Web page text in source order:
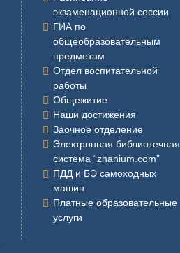
экзаменационной сессии
ГИА по
общеобразовательным
предметам
Отдел воспитательной
работы
Общежитие
Наши достижения
Заочное отделение
Электронная библиотечная
система “znanium.com”
ПДД и БЭ самоходных
машин
Платные образовательные
услуги